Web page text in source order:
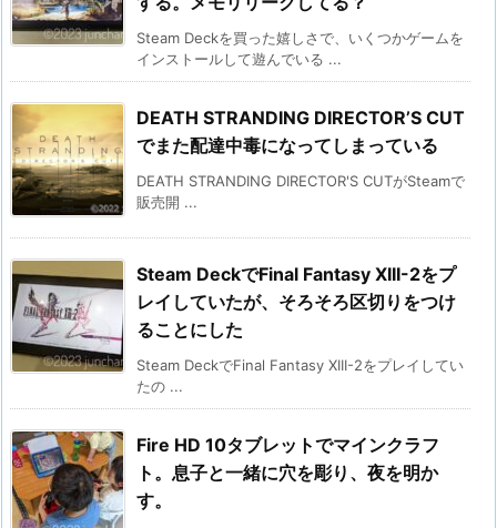
Steam Deckを買った嬉しさで、いくつかゲームを
インストールして遊んでいる ...
DEATH STRANDING DIRECTOR’S CUT
でまた配達中毒になってしまっている
DEATH STRANDING DIRECTOR'S CUTがSteamで
販売開 ...
Steam DeckでFinal Fantasy XIII-2をプ
レイしていたが、そろそろ区切りをつけ
ることにした
Steam DeckでFinal Fantasy XIII-2をプレイしてい
たの ...
Fire HD 10タブレットでマインクラフ
ト。息子と一緒に穴を彫り、夜を明か
す。